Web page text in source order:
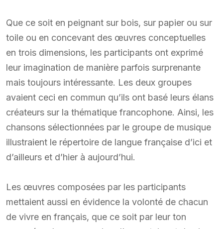
Que ce soit en peignant sur bois, sur papier ou sur
toile ou en concevant des œuvres conceptuelles
en trois dimensions, les participants ont exprimé
leur imagination de manière parfois surprenante
mais toujours intéressante. Les deux groupes
avaient ceci en commun qu’ils ont basé leurs élans
créateurs sur la thématique francophone. Ainsi, les
chansons sélectionnées par le groupe de musique
illustraient le répertoire de langue française d’ici et
d’ailleurs et d’hier à aujourd’hui.
Les œuvres composées par les participants
mettaient aussi en évidence la volonté de chacun
de vivre en français, que ce soit par leur ton